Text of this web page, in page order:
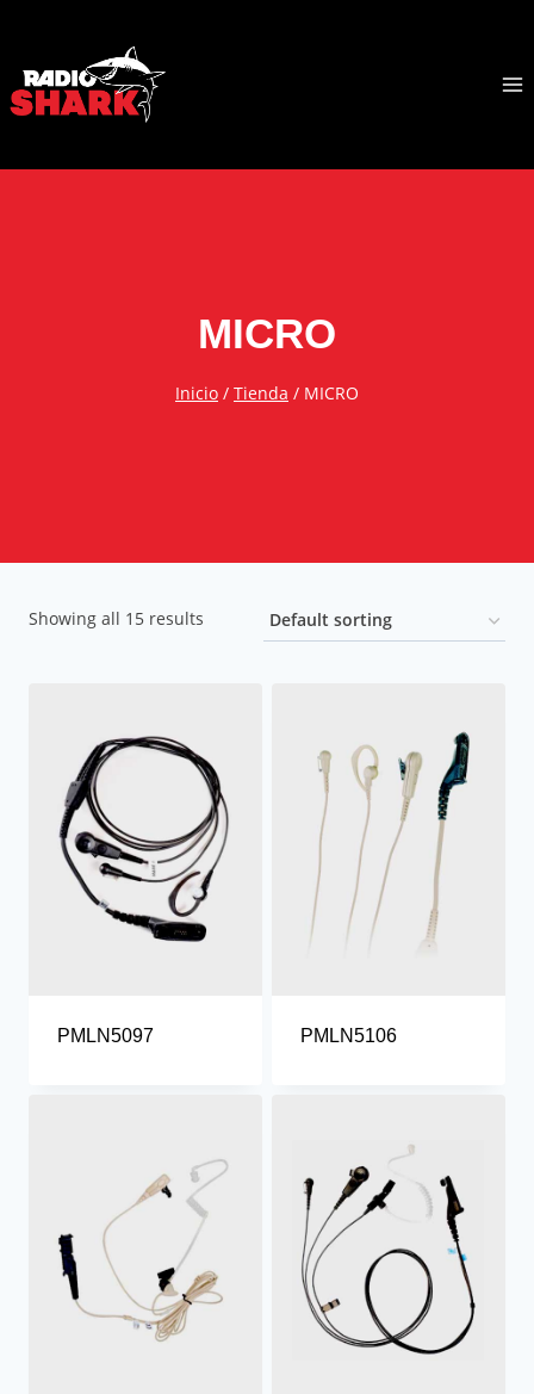
contenido
MICRO
Inicio / Tienda / MICRO
Showing all 15 results
PMLN5097 PMLN5106